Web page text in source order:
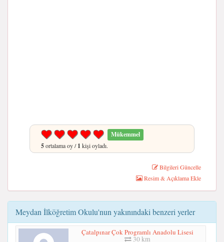
Mükemmel
5ortalama oy /1 kişi oyladı.
Bilgileri Güncelle
Resim & Açıklama Ekle
Meydan İlköğretim Okulu'nun yakınındaki benzeri yerler
Çatalpınar Çok Programlı Anadolu Lisesi
30 km